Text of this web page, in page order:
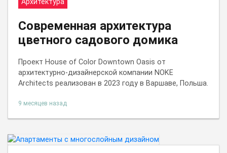
Современная архитектура
цветного садового домика
Проект House of Color Downtown Oasis от
архитектурно-дизайнерской компании NOKE
Architects реализован в 2023 году в Варшаве, Польша.
9 месяцев назад